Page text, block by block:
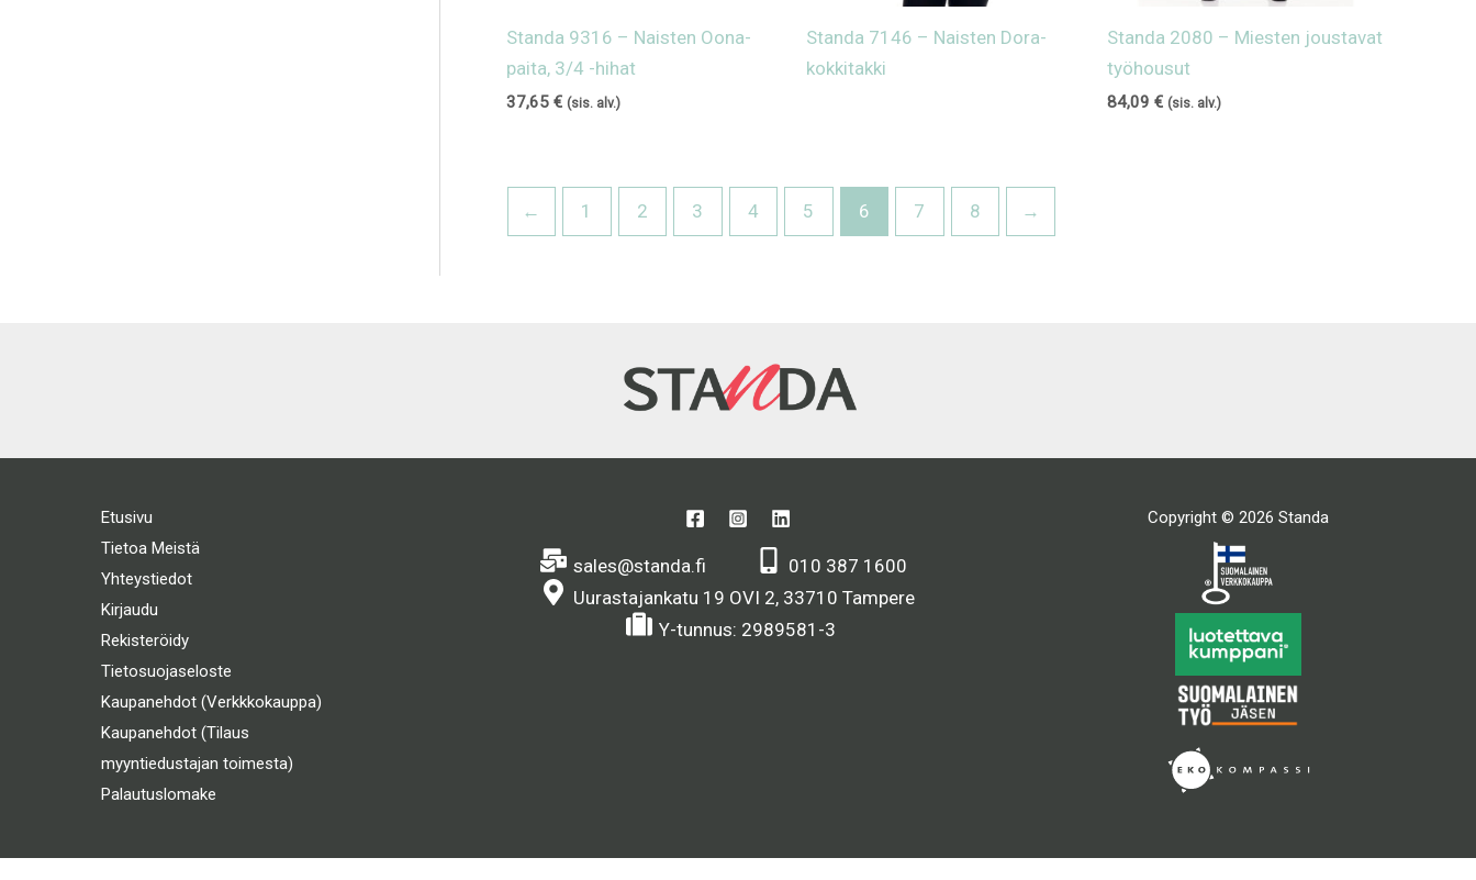
Standa 9316 – Naisten Oona-
paita, 3/4 -hihat
37,65 € (sis. alv.)
Standa 7146 – Naisten Dora-
kokkitakki
Standa 2080 – Miesten joustavat
työhousut
84,09 € (sis. alv.)
← 1 2 3 4 5 6 7 8 →
Etusivu
Tietoa Meistä
Yhteystiedot
Kirjaudu
Rekisteröidy
Tietosuojaseloste
Kaupanehdot (Verkkkokauppa)
Kaupanehdot (Tilaus
myyntiedustajan toimesta)
Palautuslomake
sales@standa.fi
010 387 1600
Uurastajankatu 19 OVI 2, 33710 Tampere
Y-tunnus: 2989581-3
Copyright © 2026 Standa